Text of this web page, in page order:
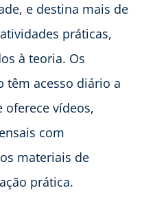
e destina mais de
práticas,
à teoria. Os
têm acesso diário a
vídeos,
com
materiais de
prática.